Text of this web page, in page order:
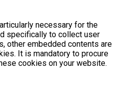
necessary for the
specifically to collect user
other embedded contents are
It is mandatory to procure
cookies on your website.